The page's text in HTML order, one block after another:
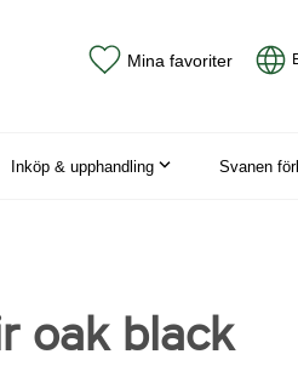
Mina favoriter
Inköp & upphandling Svanen
oak black